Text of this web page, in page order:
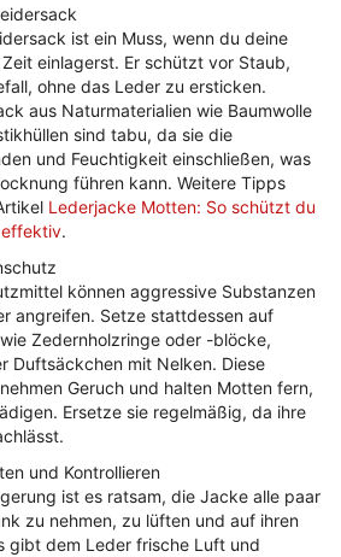
ist ein Muss, wenn du deine
einlagerst. Er schützt vor Staub,
ohne das Leder zu ersticken.
aus Naturmaterialien wie Baumwolle
sind tabu, da sie die
und Feuchtigkeit einschließen, was
führen kann. Weitere Tipps
Lederjacke Motten: So schützt du
effektiv.
können aggressive Substanzen
angreifen. Setze stattdessen auf
Zedernholzringe oder -blöcke,
Duftsäckchen mit Nelken. Diese
Geruch und halten Motten fern,
Ersetze sie regelmäßig, da ihre
und Kontrollieren
ist es ratsam, die Jacke alle paar
zu nehmen, zu lüften und auf ihren
gibt dem Leder frische Luft und